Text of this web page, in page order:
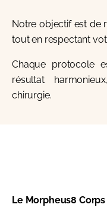
Notre objectif est de
tout en respectant
Chaque protocole
résultat
chirurgie.
Le Morpheus8